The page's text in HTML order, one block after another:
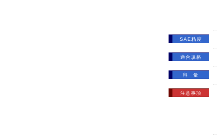
SAE粘度
適合規格
容 量
注意事項